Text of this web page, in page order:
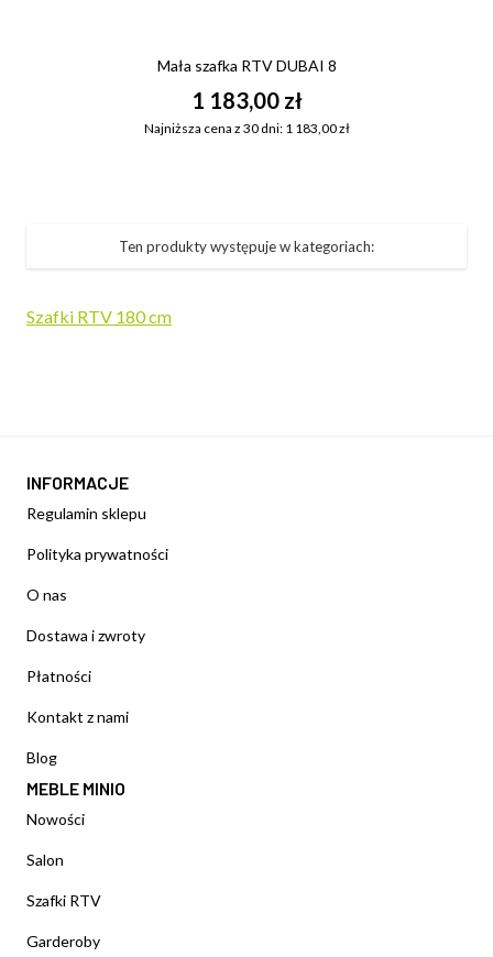
Mała szafka RTV DUBAI 8
1 183,00 zł
Najniższa cena z 30 dni: 1 183,00 zł
Ten produkty występuje w kategoriach:
Szafki RTV 180 cm
INFORMACJE
Regulamin sklepu
Polityka prywatności
O nas
Dostawa i zwroty
Płatności
Kontakt z nami
Blog
MEBLE MINIO
Nowości
Salon
Szafki RTV
Garderoby